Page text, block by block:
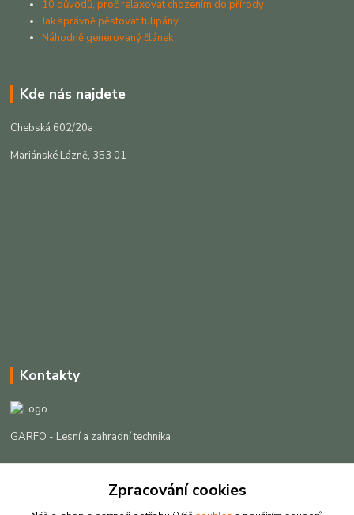
10 důvodů, proč relaxovat chozením do přírody
Jak správně pěstovat tulipány
Náhodně generovaný článek
Kde nás najdete
Chebská 602/20a
Mariánské Lázně, 353 01
Kontakty
GARFO - Lesní a zahradní technika
+420 725 301 044
Zpracování cookies